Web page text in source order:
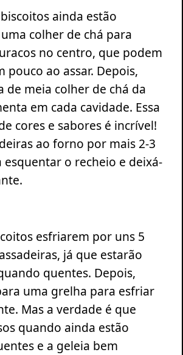
ainda estão
colher de chá para
no centro, que podem
pouco ao assar. Depois,
de meia colher de chá da
em cada cavidade. Essa
cores e sabores é incrível!
ao forno por mais 2-3
o recheio e deixá-
esfriarem por uns 5
já que estarão
quentes. Depois,
uma grelha para esfriar
Mas a verdade é que
quando ainda estão
e a geleia bem